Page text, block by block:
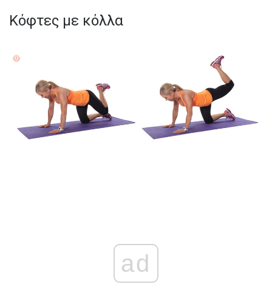
Κόφτες με κόλλα
ad